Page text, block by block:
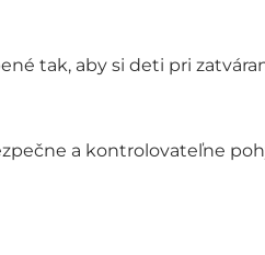
tak, aby si deti pri
a kontrolovateľne